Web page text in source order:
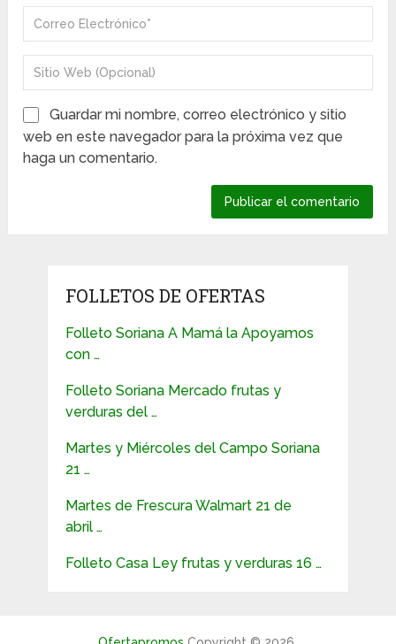
Guardar mi nombre, correo electrónico y sitio
web en este navegador para la próxima vez que
haga un comentario.
FOLLETOS DE OFERTAS
Folleto Soriana A Mamá la Apoyamos
con …
Folleto Soriana Mercado frutas y
verduras del …
Martes y Miércoles del Campo Soriana
21 …
Martes de Frescura Walmart 21 de
abril …
Folleto Casa Ley frutas y verduras 16 …